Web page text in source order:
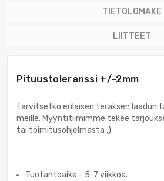
TIETOLOMAKE
LIITTEET
Pituustoleranssi +/-2mm
Tarvitsetko erilaisen teräksen laadun
meille. Myyntitiimimme tekee
tai toimitusohjelmasta :)
Tuotantoaika - 5-7 viikkoa.